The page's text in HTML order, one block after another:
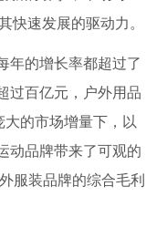
快速发展的驱动力。
的增长率都超过了
过百亿元，户外用品
的市场增量下，以
动品牌带来了可观的
服装品牌的综合毛利